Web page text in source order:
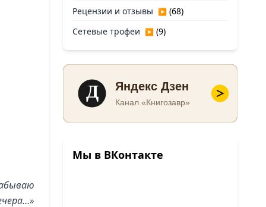
Рецензии и отзывы ▶ (68)
Сетевые трофеи ▶ (9)
Д Яндекс Дзен
Канал «Книгозавр»
Мы в ВКонтакте